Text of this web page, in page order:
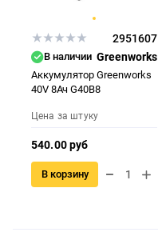
2951607
В наличии Greenworks
Аккумулятор Greenworks
40V 8Ач G40B8
Цена за штуку
540.00 руб
В корзину